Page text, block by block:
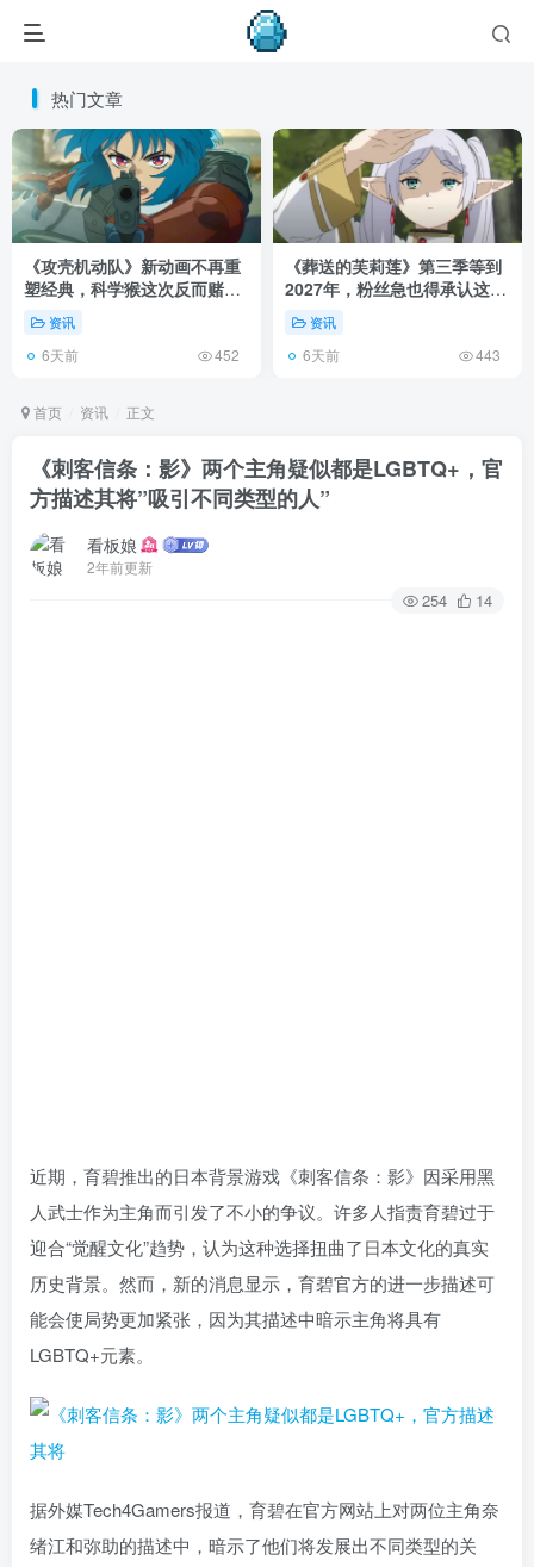
热门文章
《攻壳机动队》新动画不再重
塑经典，科学猴这次反而赌对
了！资讯
6天前 452
《葬送的芙莉莲》第三季等到
2027年，粉丝急也得承认这次
慢得有道理！
资讯
6天前 443
首页 资讯 正文
《刺客信条：影》两个主角疑似都是LGBTQ+，官
方描述其将”吸引不同类型的人”
看板娘
2年前更新
254 14
近期，育碧推出的日本背景游戏《刺客信条：影》因采用黑
人武士作为主角而引发了不小的争议。许多人指责育碧过于
迎合“觉醒文化”趋势，认为这种选择扭曲了日本文化的真实
历史背景。然而，新的消息显示，育碧官方的进一步描述可
能会使局势更加紧张，因为其描述中暗示主角将具有
LGBTQ+元素。
据外媒Tech4Gamers报道，育碧在官方网站上对两位主角奈
绪江和弥助的描述中，暗示了他们将发展出不同类型的关